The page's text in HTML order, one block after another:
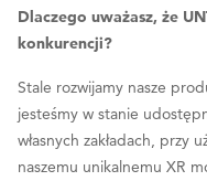
Dlaczego uważasz, że
konkurencji?
Stale rozwijamy nasze
jesteśmy w stanie
własnych zakładach, przy
naszemu unikalnemu XR